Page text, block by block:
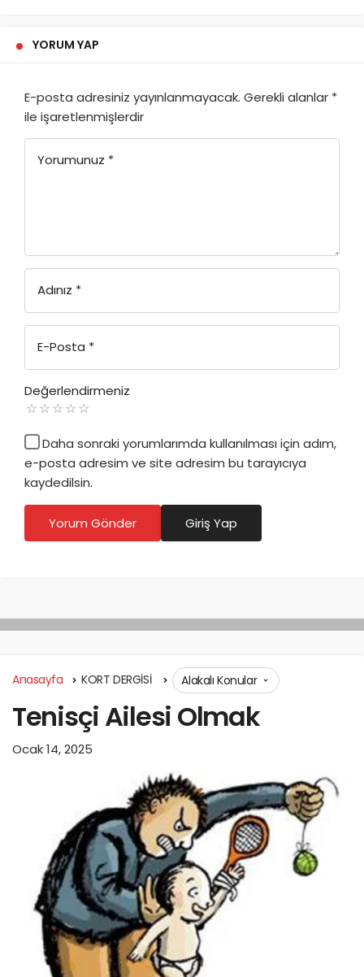
YORUM YAP
E-posta adresiniz yayınlanmayacak. Gerekli alanlar *
ile işaretlenmişlerdir
Yorumunuz *
Adınız *
E-Posta *
Değerlendirmeniz
Daha sonraki yorumlarımda kullanılması için adım,
e-posta adresim ve site adresim bu tarayıcıya
kaydedilsin.
Yorum Gönder Giriş Yap
Anasayfa KORT DERGİSİ Alakalı Konular
Tenisçi Ailesi Olmak
Ocak 14, 2025